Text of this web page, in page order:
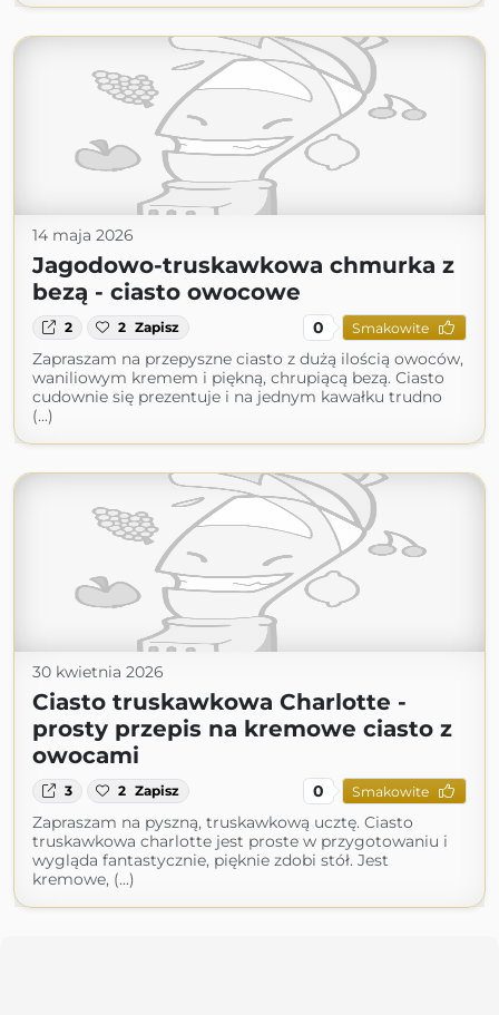
14 maja 2026
Jagodowo-truskawkowa chmurka z
bezą - ciasto owocowe
2 2 Zapisz 0 Smakowite
Zapraszam na przepyszne ciasto z dużą ilością owoców,
waniliowym kremem i piękną, chrupiącą bezą. Ciasto
cudownie się prezentuje i na jednym kawałku trudno
(...)
30 kwietnia 2026
Ciasto truskawkowa Charlotte -
prosty przepis na kremowe ciasto z
owocami
3 2 Zapisz 0 Smakowite
Zapraszam na pyszną, truskawkową ucztę. Ciasto
truskawkowa charlotte jest proste w przygotowaniu i
wygląda fantastycznie, pięknie zdobi stół. Jest
kremowe, (...)